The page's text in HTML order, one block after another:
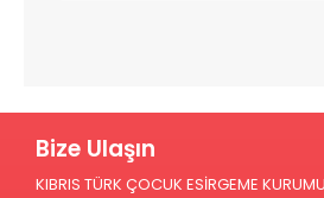
Bize Ulaşın
KIBRIS TÜRK ÇOCUK ESİRGEME KURUMU